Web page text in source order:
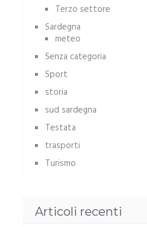
Terzo settore
Sardegna
meteo
Senza categoria
Sport
storia
sud sardegna
Testata
trasporti
Turismo
Articoli recenti